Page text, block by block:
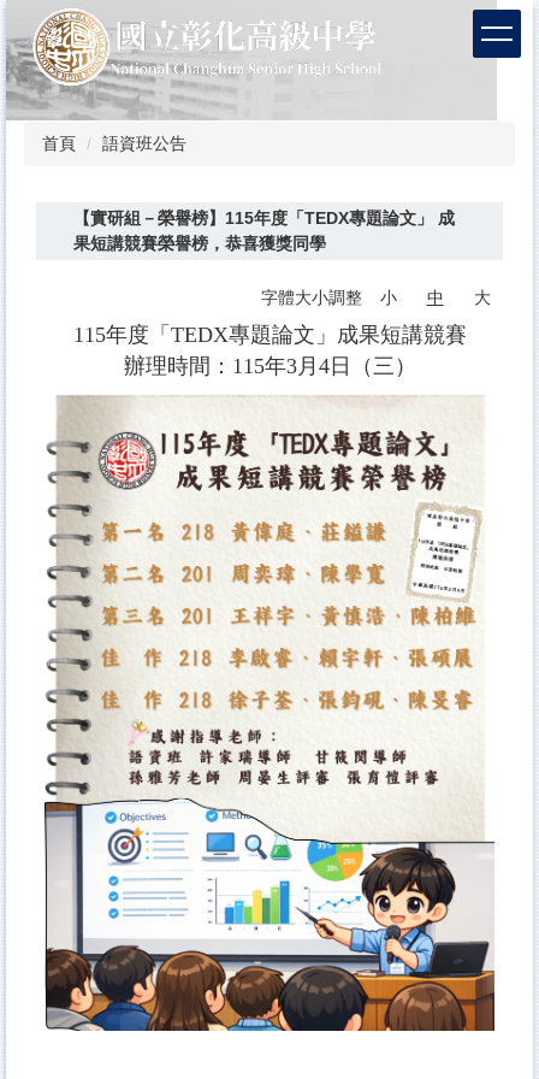
到
主
要
內
首頁 語資班公告
【實研組－榮譽榜】115年度「TEDX專題論文」 成
果短講競賽榮譽榜，恭喜獲獎同學
字體大小調整 小 中 大
115年度「TEDX專題論文」成果短講競賽
辦理時間：115年3月4日（三）